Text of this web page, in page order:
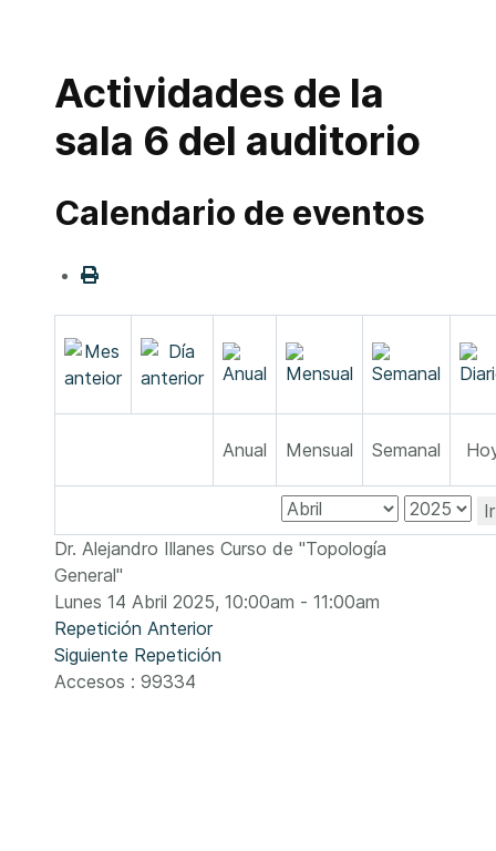
Actividades de la
sala 6 del auditorio
Calendario de eventos
Anual Mensual Semanal
Dr. Alejandro Illanes Curso de "Topología
General"
Lunes 14 Abril 2025, 10:00am - 11:00am
Repetición Anterior
Siguiente Repetición
Accesos : 99334